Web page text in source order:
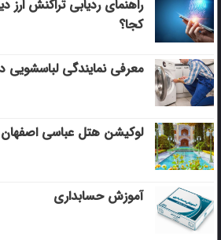
راهنمای ردیابی تراکنش ارز
کجا؟
معرفی نمایندگی لباسشویی
لوکیشن هتل عباسی اصفهان
آموزش حسابداری